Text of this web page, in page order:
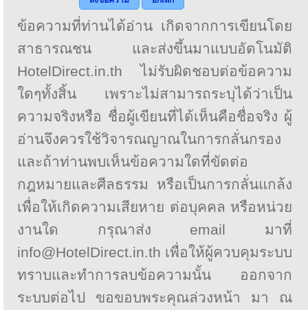
ข้อความที่ท่านได้อ่าน เกิดจากการเขียนโดย
สาธารณชน และส่งขึ้นมาแบบอัตโนมัติ
HotelDirect.in.th ไม่รับผิดชอบต่อข้อความ
ใดๆทั้งสิ้น เพราะไม่สามารถระบุได้ว่าเป็น
ความจริงหรือ ชื่อผู้เขียนที่ได้เห็นคือชื่อจริง ผู้
อ่านจึงควรใช้วิจารณญาณในการกลั่นกรอง
และถ้าท่านพบเห็นข้อความใดที่ขัดต่อ
กฎหมายและศีลธรรม หรือเป็นการกลั่นแกล้ง
เพื่อให้เกิดความเสียหาย ต่อบุคคล หรือหน่วย
งานใด กรุณาส่ง email มาที่
info@HotelDirect.in.th เพื่อให้ผู้ควบคุมระบบ
ทราบและทำการลบข้อความนั้น ออกจาก
ระบบต่อไป ขอขอบพระคุณล่วงหน้า มา ณ